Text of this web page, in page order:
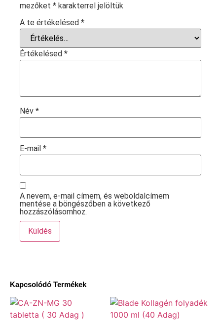
Kapcsolódó Termékek
mezőket * karakterrel jelöltük
A te értékelésed *
Értékelésed *
Név *
E-mail *
A nevem, e-mail címem, és weboldalcímem
mentése a böngészőben a következő
hozzászólásomhoz.